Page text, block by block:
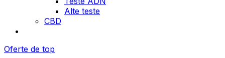
Alte teste
CBD
Oferte de top